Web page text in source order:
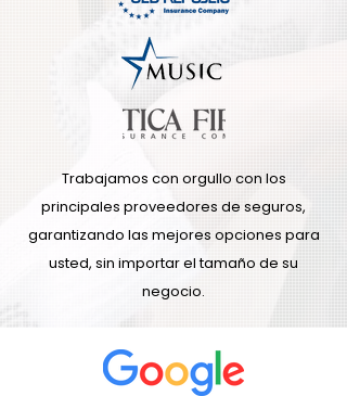
Trabajamos con orgullo con los
principales proveedores de seguros,
garantizando las mejores opciones para
usted, sin importar el tamaño de su
negocio.